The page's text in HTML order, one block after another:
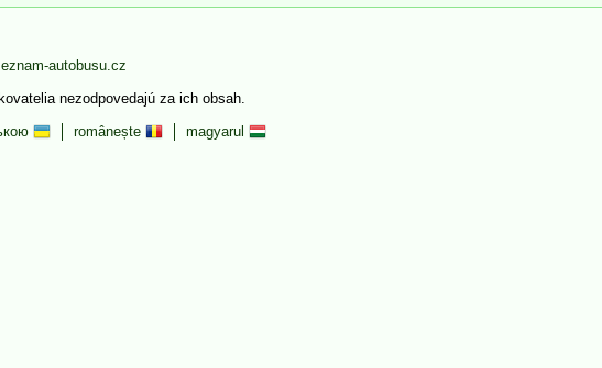
autobusu.cz
nezodpovedajú za ich obsah.
românește magyarul